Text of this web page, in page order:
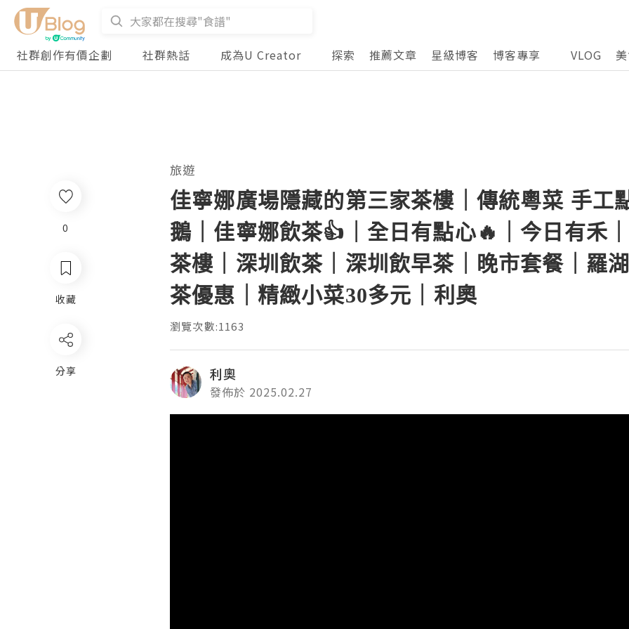
社群創作有價企劃 社群熱話 成為U Creator 探索 推薦文章 星級博客 博客專享 VLOG
0
收藏
分享
旅遊
佳寧娜廣場隱藏的第三家茶樓｜傳統粵菜 手工
鵝｜佳寧娜飲茶👍｜全日有點心🔥｜今日有禾
茶樓｜深圳飲茶｜深圳飲早茶｜晚市套餐｜羅
茶優惠｜精緻小菜30多元｜利奧
瀏覽次數:1163
利奧
發佈於 2025.02.27